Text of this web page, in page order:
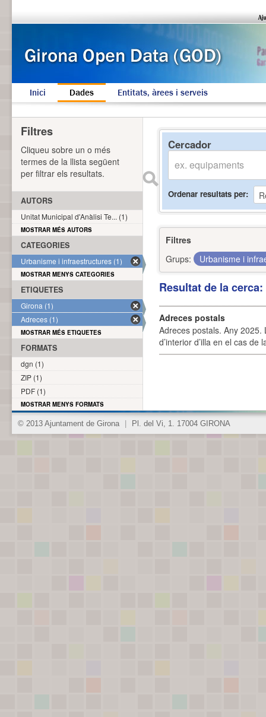
Inici Dades Entitats, àrees i serveis
Cercador
Ordenar resultats per
Filtres
Grups:
Urbanisme i
Resultat de la
Adreces postals
Adreces postals. Any 2025.
d’interior d’illa en el cas
Filtres
Cliqueu sobre un o més
termes de la llista següent
per filtrar els resultats.
AUTORS
Unitat Municipal d'Anàlisi Te... (1)
MOSTRAR MÉS AUTORS
CATEGORIES
Urbanisme i infraestructures (1)
MOSTRAR MENYS CATEGORIES
ETIQUETES
Girona (1)
Adreces (1)
MOSTRAR MÉS ETIQUETES
FORMATS
dgn (1)
ZIP (1)
PDF (1)
MOSTRAR MENYS FORMATS
© 2013 Ajuntament de Girona Pl. del Vi, 1. 17004 GIRONA